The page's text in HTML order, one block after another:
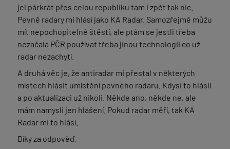
jel párkrát přes celou republiku tam i zpět tak nic.
Pevně radary mi hlásí jako KA Radar. Samozřejmě můžu
mít nepochopitelné štěstí, ale ptám se jestli třeba
nezačala PČR používat třeba jinou technologii co už
radar nezachytí.
A druhá věc je, že antiradar mi přestal v některých
místech hlásit umístění pevného radaru. Kdysi to hlásil
a po aktualizaci už nikoli. Někde ano, někde ne, ale
mám namysli jen hlášení. Pokud radar měří, tak KA
Radar mi to hlásí.
Díky za odpověď.